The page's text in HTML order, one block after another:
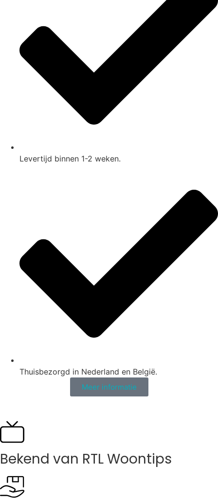
Levertijd binnen 1-2 weken.
Thuisbezorgd in Nederland en België.
Meer informatie
Bekend van RTL Woontips